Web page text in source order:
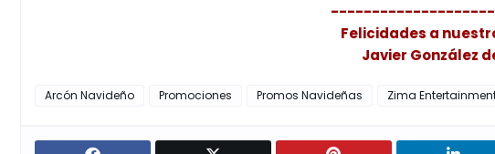
Felicidades a
Javier González
Arcón Navideño Promociones Promos Navideñas Zima